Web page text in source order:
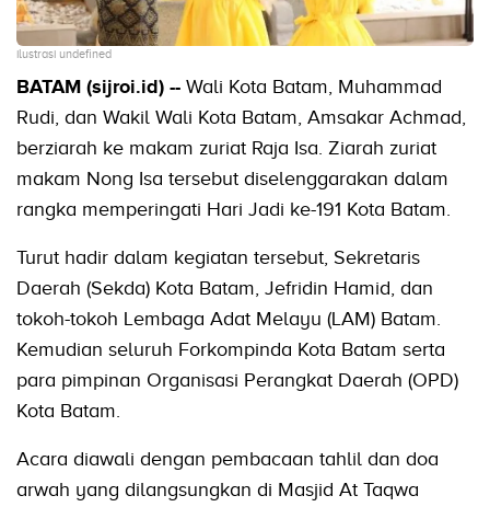
ilustrasi undefined
BATAM (sijroi.id) -- Wali Kota Batam, Muhammad
Rudi, dan Wakil Wali Kota Batam, Amsakar Achmad,
berziarah ke makam zuriat Raja Isa. Ziarah zuriat
makam Nong Isa tersebut diselenggarakan dalam
rangka memperingati Hari Jadi ke-191 Kota Batam.
Turut hadir dalam kegiatan tersebut, Sekretaris
Daerah (Sekda) Kota Batam, Jefridin Hamid, dan
tokoh-tokoh Lembaga Adat Melayu (LAM) Batam.
Kemudian seluruh Forkompinda Kota Batam serta
para pimpinan Organisasi Perangkat Daerah (OPD)
Kota Batam.
Acara diawali dengan pembacaan tahlil dan doa
arwah yang dilangsungkan di Masjid At Taqwa